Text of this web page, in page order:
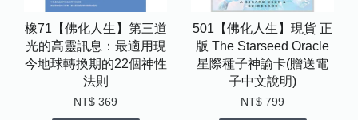
橡71【佛化人生】第三道
光的高靈訊息：最適用現
今地球轉換期的22個神性
法則
NT$ 369
501【佛化人生】現貨 正
版 The Starseed Oracle
星際種子神諭卡(贈送電
子中文說明)
NT$ 799